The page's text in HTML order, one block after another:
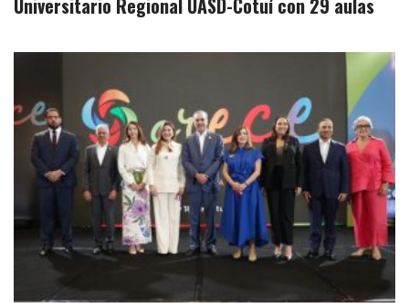
Universitario Regional UASD-Cotuí con 29 aulas